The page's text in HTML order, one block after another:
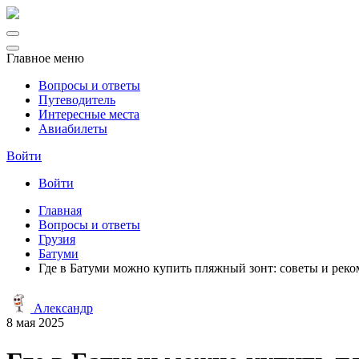
Главное меню
Вопросы и ответы
Путеводитель
Интересные места
Авиабилеты
Войти
Войти
Главная
Вопросы и ответы
Грузия
Батуми
Где в Батуми можно купить пляжный зонт: советы и
Александр
8 мая 2025